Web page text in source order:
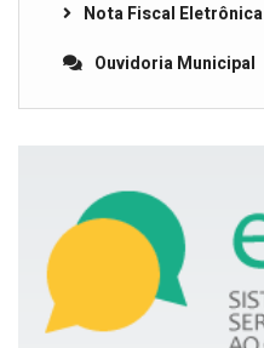
Nota Fiscal Eletrônica
Ouvidoria Municipal